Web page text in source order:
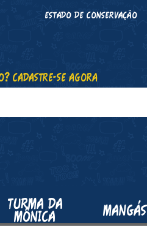
ESTADO DE CONSERVAÇÃO
CADASTRE-SE AGORA
TURMA DA
MÔNICA MANGÁS